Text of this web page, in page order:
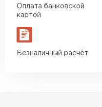
Оплата банковской
картой
Безналичный расчёт